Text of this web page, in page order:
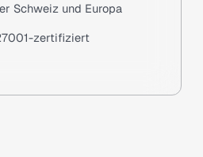
Schweiz und Europa
zertifiziert